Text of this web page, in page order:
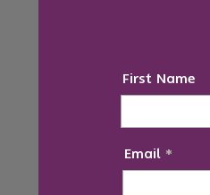
First Name
Email